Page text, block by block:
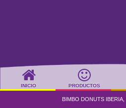
INICIO PRODUCTOS
BIMBO DONUTS IBERIA,